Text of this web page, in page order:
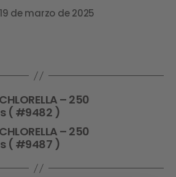
19 de marzo de 2025
– 250
( #9482 )
– 250
( #9487 )